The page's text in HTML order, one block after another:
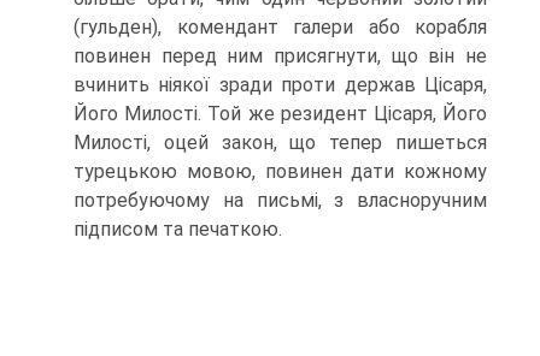
(гульден), комендант галери або корабля
повинен перед ним присягнути, що він не
вчинить ніякої зради проти держав Цісаря,
Його Милості. Той же резидент Цісаря, Його
Милості, оцей закон, що тепер пишеться
турецькою мовою, повинен дати кожному
потребуючому на письмі, з власноручним
підписом та печаткою.